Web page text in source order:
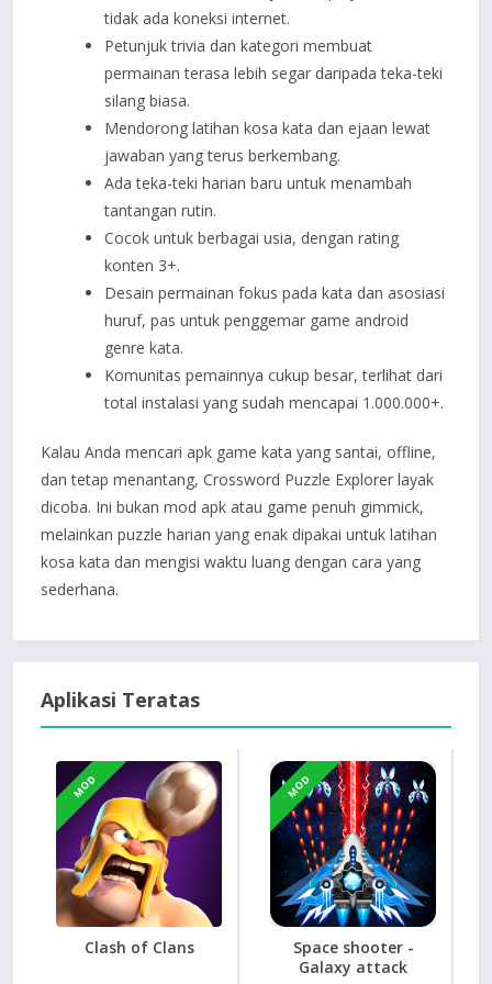
tidak ada koneksi internet.
Petunjuk trivia dan kategori membuat
permainan terasa lebih segar daripada teka-teki
silang biasa.
Mendorong latihan kosa kata dan ejaan lewat
jawaban yang terus berkembang.
Ada teka-teki harian baru untuk menambah
tantangan rutin.
Cocok untuk berbagai usia, dengan rating
konten 3+.
Desain permainan fokus pada kata dan asosiasi
huruf, pas untuk penggemar game android
genre kata.
Komunitas pemainnya cukup besar, terlihat dari
total instalasi yang sudah mencapai 1.000.000+.
Kalau Anda mencari apk game kata yang santai, offline,
dan tetap menantang, Crossword Puzzle Explorer layak
dicoba. Ini bukan mod apk atau game penuh gimmick,
melainkan puzzle harian yang enak dipakai untuk latihan
kosa kata dan mengisi waktu luang dengan cara yang
sederhana.
Aplikasi Teratas
MOD
Clash of Clans
MOD
Space shooter -
Galaxy attack